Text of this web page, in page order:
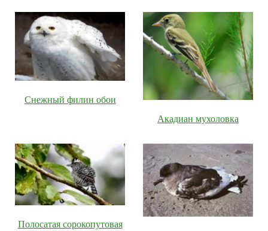
Снежный филин обои
Акадиан мухоловка
Полосатая сорокопутовая